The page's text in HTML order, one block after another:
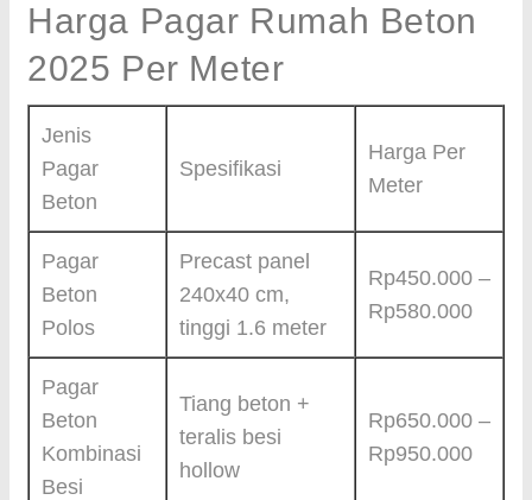
Harga Pagar Rumah Beton
2025 Per Meter
Jenis
Pagar
Beton
Spesifikasi
Harga Per
Meter
Pagar
Beton
Polos
Precast panel
240x40 cm,
tinggi 1.6 meter
Rp450.000 –
Rp580.000
Pagar
Beton
Kombinasi
Besi
Tiang beton +
teralis besi
hollow
Rp650.000 –
Rp950.000